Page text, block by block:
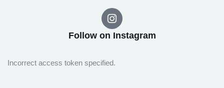
Follow on Instagram​
Incorrect access token specified.